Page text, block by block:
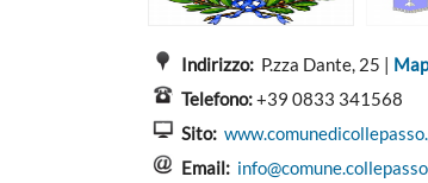
Indirizzo: P.zza Dante, 25 |
Telefono:+39 0833 341568
Sito:
Email: